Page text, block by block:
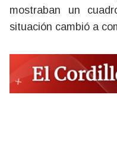
mostraban un
situación cambió a